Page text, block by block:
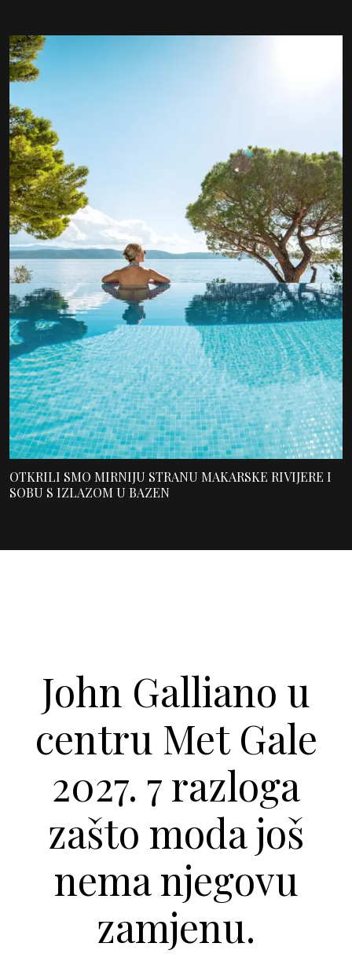
OTKRILI SMO MIRNIJU STRANU MAKARSKE RIVIJERE I
SOBU S IZLAZOM U BAZEN
John Galliano u
centru Met Gale
2027. 7 razloga
zašto moda još
nema njegovu
zamjenu.